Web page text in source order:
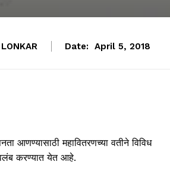
Date: April 5, 2018
आणण्यासाठी महावितरणच्या वतीने विविध
करण्यात येत आहे.